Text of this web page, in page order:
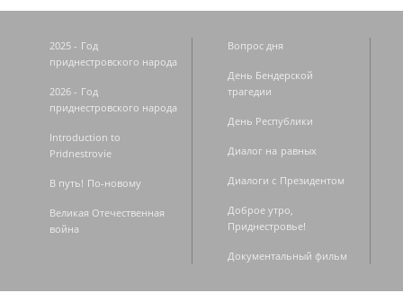
2025 - Год
приднестровского народа
2026 - Год
приднестровского народа
Introduction to
Pridnestrovie
В путь! По-новому
Великая Отечественная
война
Вопрос дня
День Бендерской
трагедии
День Республики
Диалог на равных
Диалоги с Президентом
Доброе утро,
Приднестровье!
Документальный фильм